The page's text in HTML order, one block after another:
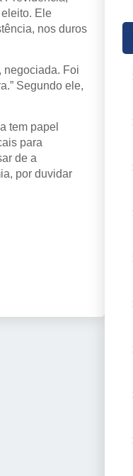
Ele
nos duros
negociada. Foi
Segundo ele,
tem papel
para
de a
por duvidar